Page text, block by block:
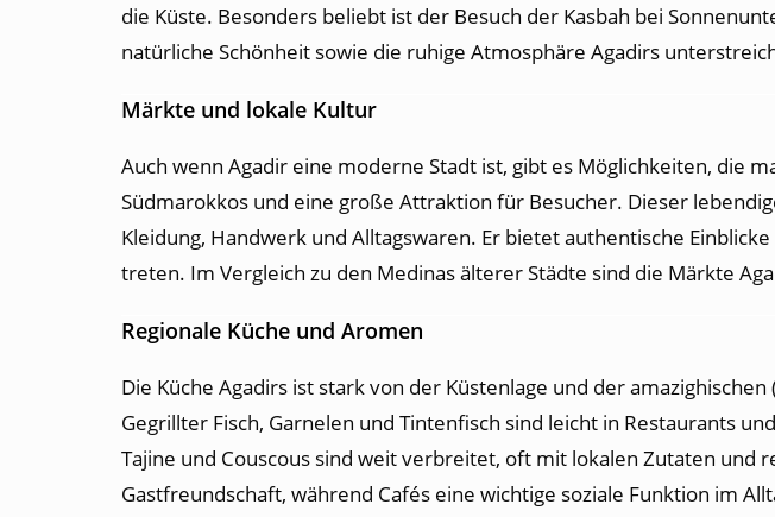
die Küste. Besonders beliebt ist der Besuch der Kasbah bei
natürliche Schönheit sowie die ruhige Atmosphäre Agadirs
Märkte und lokale Kultur
Auch wenn Agadir eine moderne Stadt ist, gibt es Möglichkeiten, die
Südmarokkos und eine große Attraktion für Besucher. Dieser
Kleidung, Handwerk und Alltagswaren. Er bietet authentische
treten. Im Vergleich zu den Medinas älterer Städte sind die Märkte
Regionale Küche und Aromen
Die Küche Agadirs ist stark von der Küstenlage und der
Gegrillter Fisch, Garnelen und Tintenfisch sind leicht in Restaurants
Tajine und Couscous sind weit verbreitet, oft mit lokalen Zutaten
Gastfreundschaft, während Cafés eine wichtige soziale Funktion im